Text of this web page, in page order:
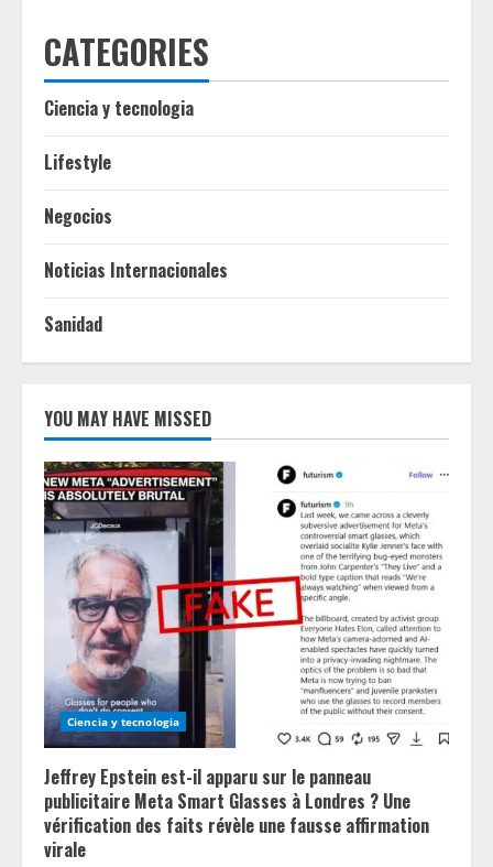
CATEGORIES
Ciencia y tecnologia
Lifestyle
Negocios
Noticias Internacionales
Sanidad
YOU MAY HAVE MISSED
Ciencia y tecnologia
Jeffrey Epstein est-il apparu sur le panneau
publicitaire Meta Smart Glasses à Londres ? Une
vérification des faits révèle une fausse affirmation
virale